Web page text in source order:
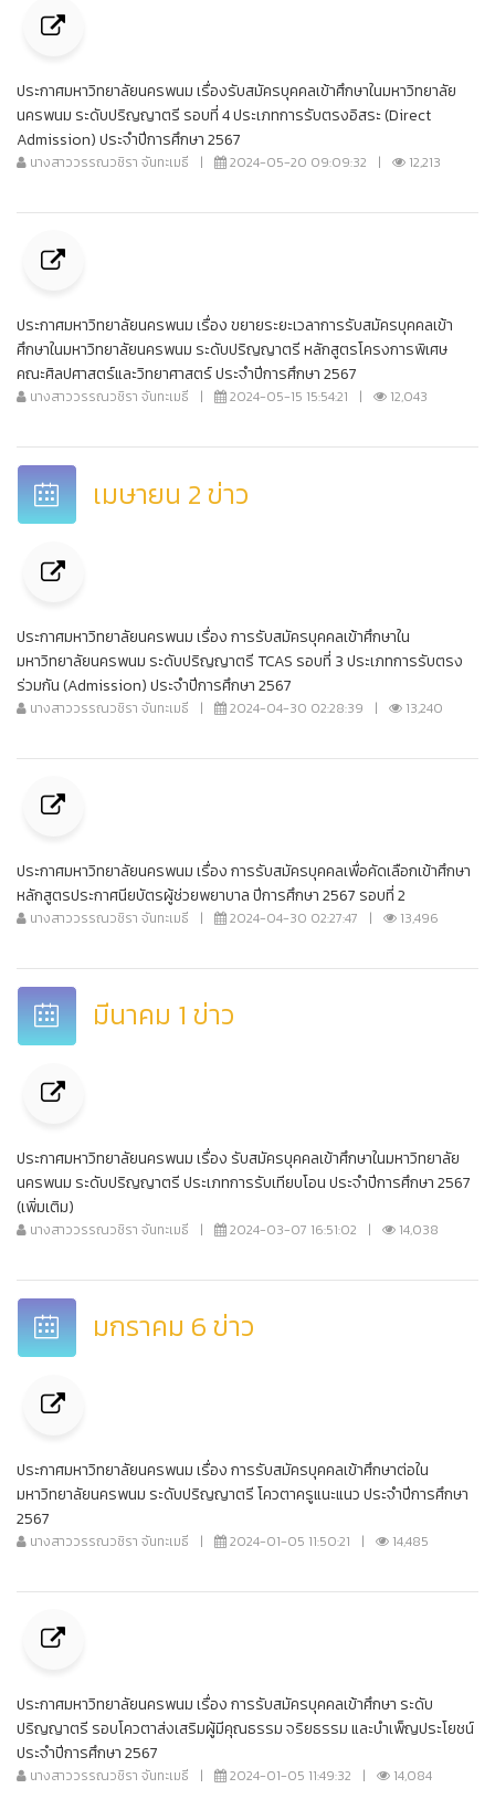
ประกาศมหาวิทยาลัยนครพนม เรื่องรับสมัครบุคคลเข้าศึกษาในมหาวิทยาลัย
นครพนม ระดับปริญญาตรี รอบที่ 4 ประเภทการรับตรงอิสระ (Direct
Admission) ประจำปีการศึกษา 2567
นางสาววรรณวชิรา จันทะเมธี | 2024-05-20 09:09:32 | 12,213
ประกาศมหาวิทยาลัยนครพนม เรื่อง ขยายระยะเวลาการรับสมัครบุคคลเข้า
ศึกษาในมหาวิทยาลัยนครพนม ระดับปริญญาตรี หลักสูตรโครงการพิเศษ
คณะศิลปศาสตร์และวิทยาศาสตร์ ประจำปีการศึกษา 2567
นางสาววรรณวชิรา จันทะเมธี | 2024-05-15 15:54:21 | 12,043
เมษายน 2 ข่าว
ประกาศมหาวิทยาลัยนครพนม เรื่อง การรับสมัครบุคคลเข้าศึกษาใน
มหาวิทยาลัยนครพนม ระดับปริญญาตรี TCAS รอบที่ 3 ประเภทการรับตรง
ร่วมกัน (Admission) ประจำปีการศึกษา 2567
นางสาววรรณวชิรา จันทะเมธี | 2024-04-30 02:28:39 | 13,240
ประกาศมหาวิทยาลัยนครพนม เรื่อง การรับสมัครบุคคลเพื่อคัดเลือกเข้าศึกษา
หลักสูตรประกาศนียบัตรผู้ช่วยพยาบาล ปีการศึกษา 2567 รอบที่ 2
นางสาววรรณวชิรา จันทะเมธี | 2024-04-30 02:27:47 | 13,496
มีนาคม 1 ข่าว
ประกาศมหาวิทยาลัยนครพนม เรื่อง รับสมัครบุคคลเข้าศึกษาในมหาวิทยาลัย
นครพนม ระดับปริญญาตรี ประเภทการรับเทียบโอน ประจำปีการศึกษา 2567
(เพิ่มเติม)
นางสาววรรณวชิรา จันทะเมธี | 2024-03-07 16:51:02 | 14,038
มกราคม 6 ข่าว
ประกาศมหาวิทยาลัยนครพนม เรื่อง การรับสมัครบุคคลเข้าศึกษาต่อใน
มหาวิทยาลัยนครพนม ระดับปริญญาตรี โควตาครูแนะแนว ประจำปีการศึกษา
2567
นางสาววรรณวชิรา จันทะเมธี | 2024-01-05 11:50:21 | 14,485
ประกาศมหาวิทยาลัยนครพนม เรื่อง การรับสมัครบุคคลเข้าศึกษา ระดับ
ปริญญาตรี รอบโควตาส่งเสริมผู้มีคุณธรรม จริยธรรม และบำเพ็ญประโยชน์
ประจำปีการศึกษา 2567
นางสาววรรณวชิรา จันทะเมธี | 2024-01-05 11:49:32 | 14,084